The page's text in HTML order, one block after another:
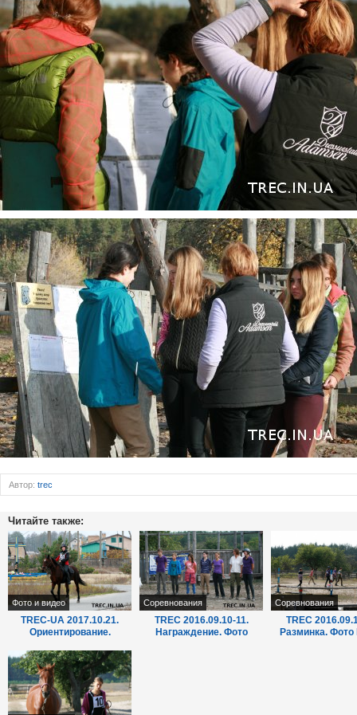
Автор: trec
Читайте также:
TREC-UA 2017.10.21.
Ориентирование.
Кравец.
Фото и видео
TREC 2016.09.10-11.
Награждение. Фото
Соревнования
TREC
Разминка.
Соревнования